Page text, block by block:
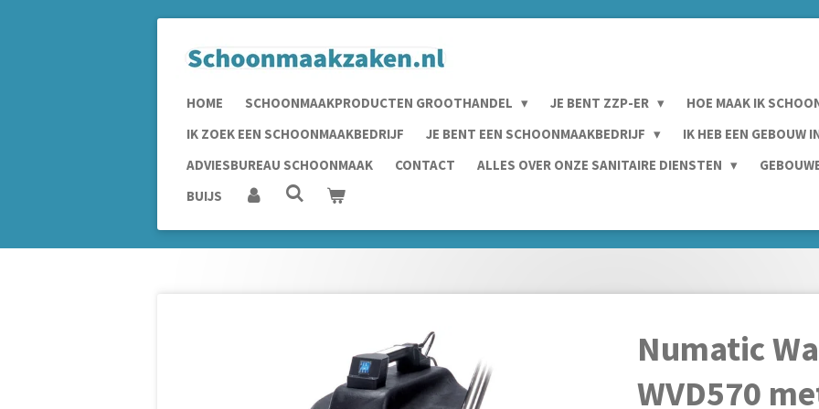
HOME SCHOONMAAKPRODUCTEN GROOTHANDEL JE BENT ZZP-ER
HOE MAAK IK
IK ZOEK EEN SCHOONMAAKBEDRIJF
JE BENT EEN SCHOONMAAKBEDRIJF
IK HEB EEN GEBOUW
ADVIESBUREAU SCHOONMAAK
CONTACT ALLES OVER ONZE SANITAIRE DIENSTEN
BUIJS
Numatic
WVD570